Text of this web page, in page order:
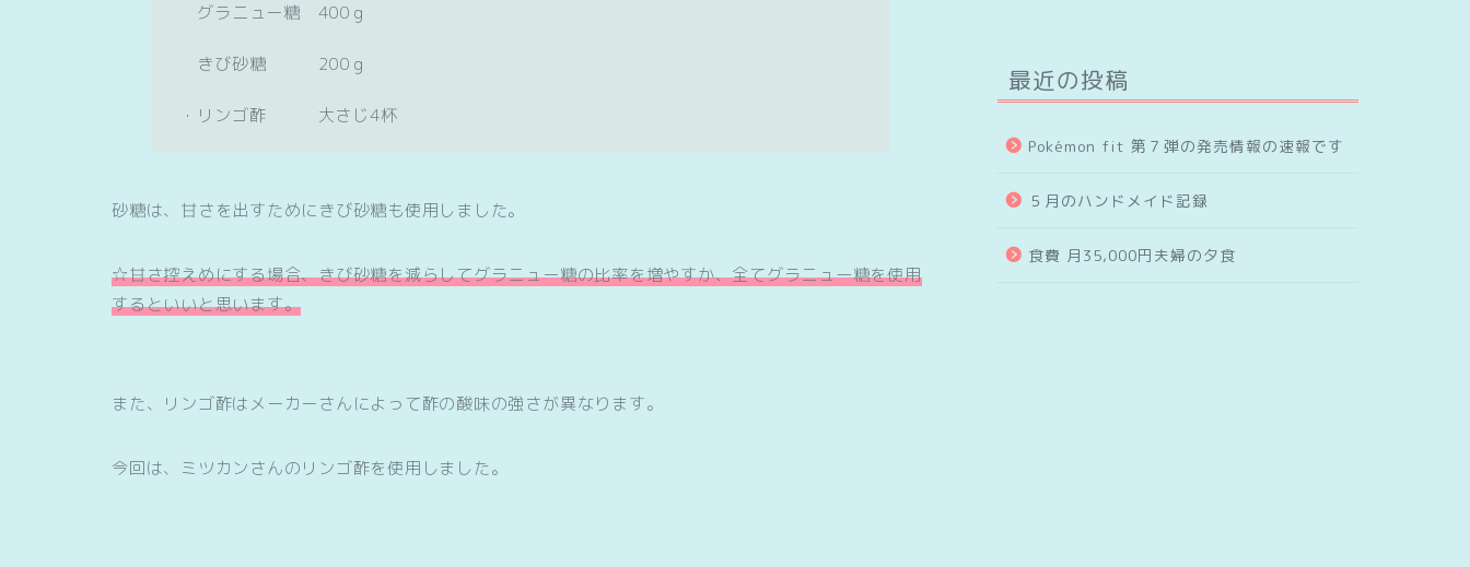
グラニュー糖 400ｇ
きび砂糖 200ｇ
・リンゴ酢 大さじ4杯
砂糖は、甘さを出すためにきび砂糖も使用しました。
☆甘さ控えめにする場合、きび砂糖を減らしてグラニュー糖の比率を増やすか、全てグラニュー糖を使用
するといいと思います。
また、リンゴ酢はメーカーさんによって酢の酸味の強さが異なります。
今回は、ミツカンさんのリンゴ酢を使用しました。
最近の投稿
Pokémon fit 第７弾の発売情報の速報です
５月のハンドメイド記録
食費 月35,000円夫婦の夕食